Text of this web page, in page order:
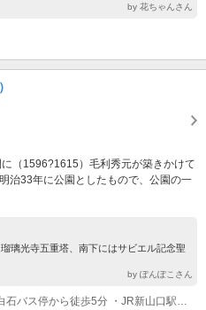
by 花ちゃんさん
（1596?1615）毛利秀元が築きかけて
治33年に公園としたもので、公園の一
璃光寺五重塔、南下にはサビエル記念聖
by ぽんぽこさん